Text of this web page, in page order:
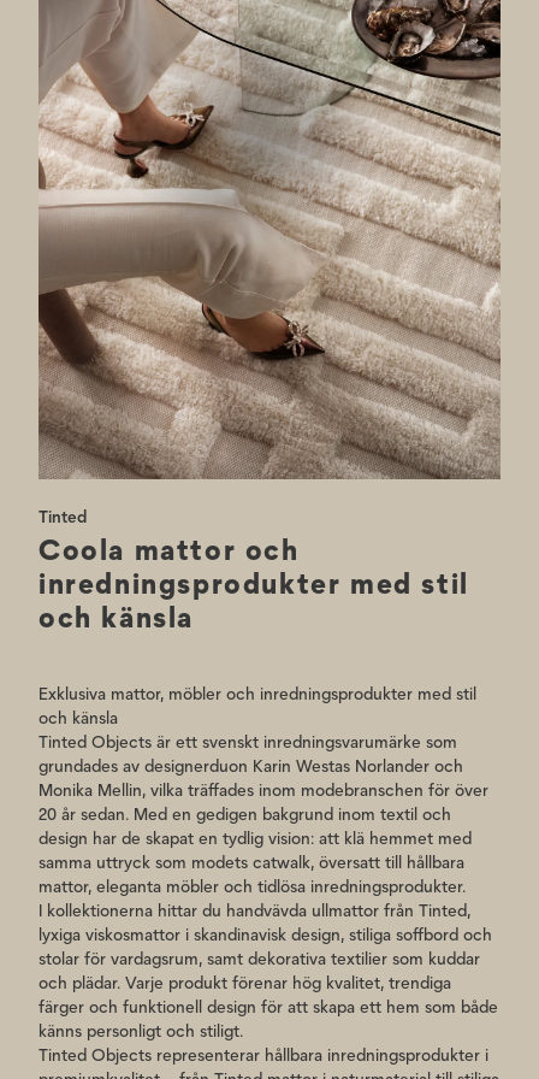
Tinted
Coola mattor och
inredningsprodukter med stil
och känsla
Exklusiva mattor, möbler och inredningsprodukter med stil
och känsla
Tinted Objects är ett svenskt inredningsvarumärke som
grundades av designerduon Karin Westas Norlander och
Monika Mellin, vilka träffades inom modebranschen för över
20 år sedan. Med en gedigen bakgrund inom textil och
design har de skapat en tydlig vision: att klä hemmet med
samma uttryck som modets catwalk, översatt till hållbara
mattor, eleganta möbler och tidlösa inredningsprodukter.
I kollektionerna hittar du handvävda ullmattor från Tinted,
lyxiga viskosmattor i skandinavisk design, stiliga soffbord och
stolar för vardagsrum, samt dekorativa textilier som kuddar
och plädar. Varje produkt förenar hög kvalitet, trendiga
färger och funktionell design för att skapa ett hem som både
känns personligt och stiligt.
Tinted Objects representerar hållbara inredningsprodukter i